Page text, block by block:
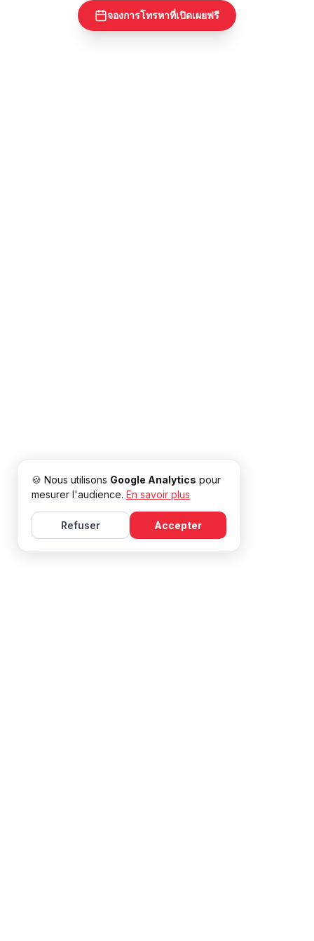
จองการโทรหาที่เปิดเผยฟรี
🍪 Nous utilisons Google Analytics pour
mesurer l'audience. En savoir plus
Refuser Accepter